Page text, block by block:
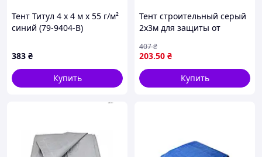
Тент Титул 4 x 4 м x 55 г/м²
синий (79-9404-В)
383 ₴
Купить
Тент строительный серый
2х3м для защиты от
алюминиевыми
люверсами
203.50 ₴
407₴
Купить